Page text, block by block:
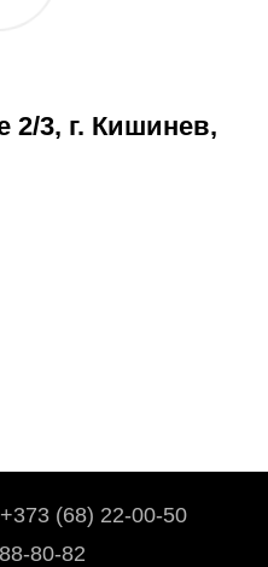
2/3, г. Кишинев,
+373 (68) 22-00-50
80-82